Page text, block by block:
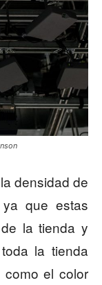
densidad de
que estas
la tienda y
la tienda
como el color